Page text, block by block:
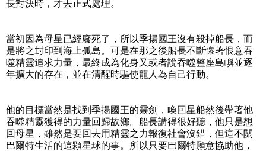
長對決時，才去正式處理。
當初因為母星已經廢死了，所以季揚國王沒有殺掉船長，而
是將之封印到海上孤島。可是在那之後船長不斷懷著恨意吞
噬精靈追求力量，最終成為化身又或者說吞噬整座島嶼並逐
年擴大的存在，並在清醒時驅使龍人為自己行動。
他的目標當然是找到季揚國王的靈劍，喚回星船然後帶著他
吞噬精靈獲得的力量回歸故鄉。船長講得很好聽，他只是想
回母星，雖然是要回去用精靈之力報復社會沒錯，但這不關
巴爾特生活的這顆星球的事。所以只要巴爾特願意協助他，